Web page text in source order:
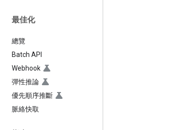
最佳化
總覽
Batch API
Webhook
彈性推論
優先順序推斷
脈絡快取